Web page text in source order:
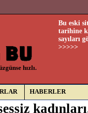
hızlı.
Bu eski
tarihine
sayıları
>>>>>
HABERLER